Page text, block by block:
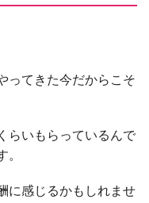
ってきた今だからこそ
らいもらっているんで
。
に感じるかもしれませ